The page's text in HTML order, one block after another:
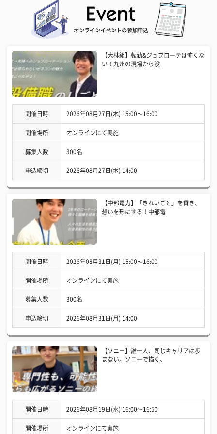
オンラインイベントの参加申込
【大林組】転勤&ジョブローテは怖くな
い！九州の現場から設
開催日時 2026年08月27日(木) 15:00〜16:00
開催場所 オンラインにて実施
募集人数 300名
申込締切 2026年08月27日(木) 14:00
【中部電力】「きれいごと」を貫き、
想いを形にする！中部電
開催日時 2026年08月31日(月) 15:00〜16:00
開催場所 オンラインにて実施
募集人数 300名
申込締切 2026年08月31日(月) 14:00
【ソニー】誰一人、同じキャリアは歩
まない。ソニーで描く、
開催日時 2026年08月19日(水) 16:00〜16:50
開催場所 オンラインにて実施